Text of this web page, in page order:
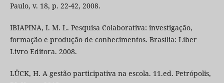
Paulo, v. 18, p. 22-42, 2008.
IBIAPINA, I. M. L. Pesquisa Colaborativa: investigação,
formação e produção de conhecimentos. Brasília: Líber
Livro Editora. 2008.
LÜCK, H. A gestão participativa na escola. 11.ed. Petrópolis,